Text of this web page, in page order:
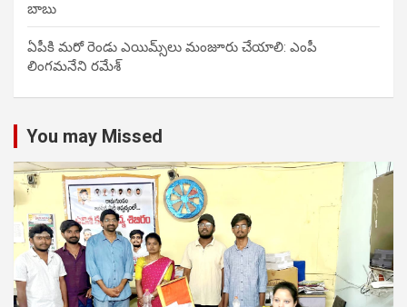
బాబు
ఏపీకి మరో రెండు ఎయిమ్స్‌లు మంజూరు చేయాలి: ఎంపీ
లింగమనేని రమేశ్
You may Missed